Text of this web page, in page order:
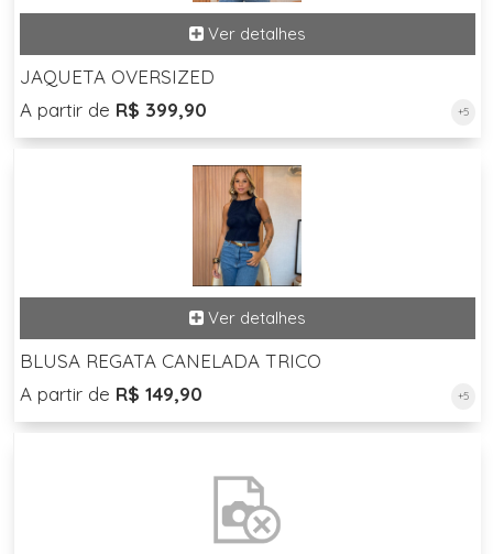
JAQUETA OVERSIZED
A partir de R$ 399,90 +5
BLUSA REGATA CANELADA TRICO
A partir de R$ 149,90 +5